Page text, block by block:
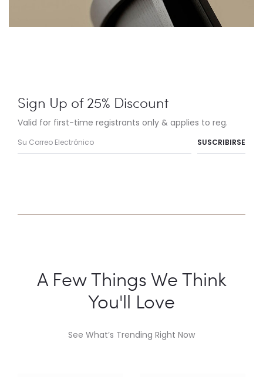
Sign Up of 25% Discount
Valid for first-time registrants only & applies to reg.
A Few Things We Think
You'll Love
See What’s Trending Right Now